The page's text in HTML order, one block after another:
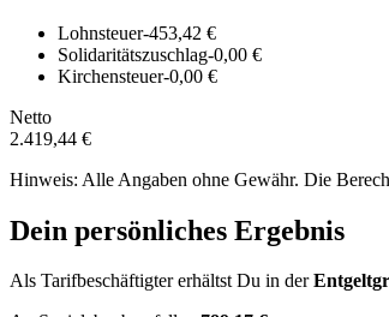
Lohnsteuer-453,42 €
Solidaritätszuschlag-0,00 €
Kirchensteuer-0,00 €
Netto
2.419,44 €
Hinweis: Alle Angaben ohne Gewähr. Die
Dein persönliches Ergebnis
Als Tarifbeschäftigter erhältst Du in der